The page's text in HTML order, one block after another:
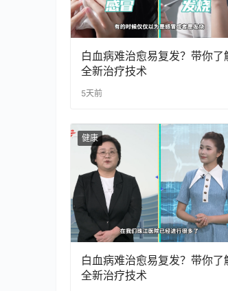
白血病难治愈易复发？带你了
全新治疗技术
5天前
健康
白血病难治愈易复发？带你了
全新治疗技术